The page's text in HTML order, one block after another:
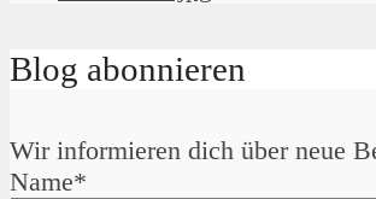
Blog abonnieren
Wir informieren dich über neue
Name*